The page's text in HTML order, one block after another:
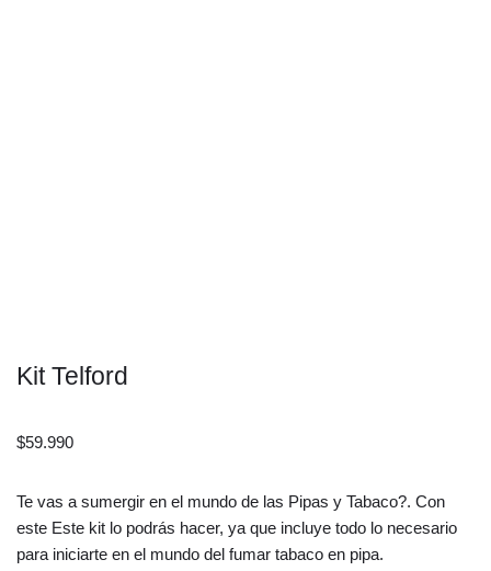
Kit Telford
$59.990
Te vas a sumergir en el mundo de las Pipas y Tabaco?. Con
este Este kit lo podrás hacer, ya que incluye todo lo necesario
para iniciarte en el mundo del fumar tabaco en pipa.